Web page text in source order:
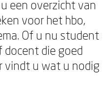
een overzicht van
voor het hbo,
Of u nu student
docent die goed
vindt u wat u nodig